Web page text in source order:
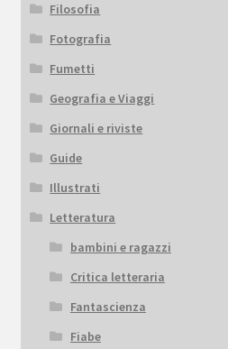
Filosofia
Fotografia
Fumetti
Geografia e Viaggi
Giornali e riviste
Guide
Illustrati
Letteratura
bambini e ragazzi
Critica letteraria
Fantascienza
Fiabe